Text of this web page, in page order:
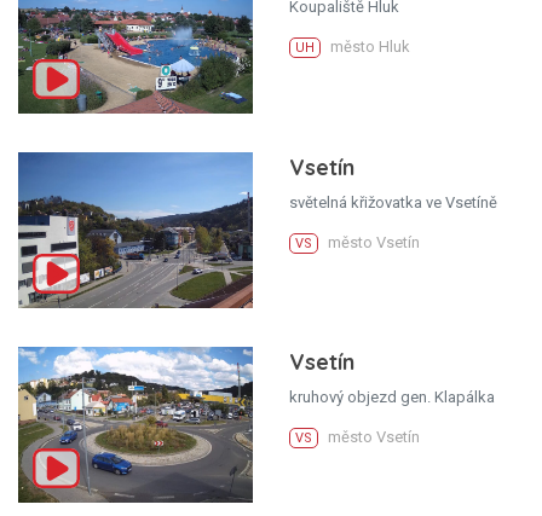
Koupaliště Hluk
UH město Hluk
Vsetín
světelná křižovatka ve Vsetíně
VS město Vsetín
Vsetín
kruhový objezd gen. Klapálka
VS město Vsetín